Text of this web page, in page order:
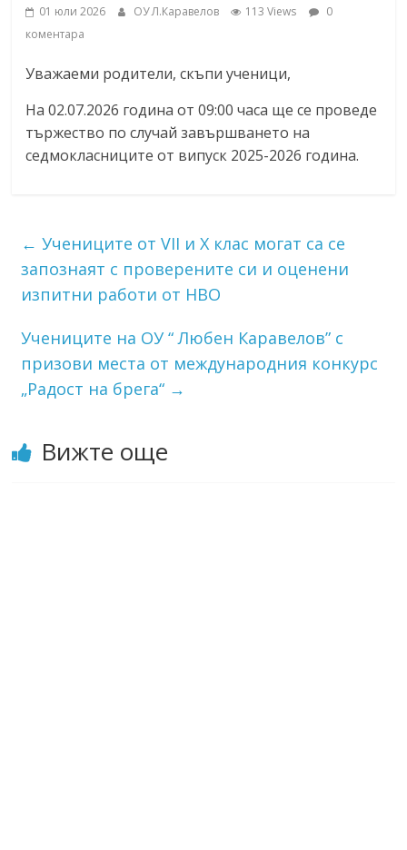
01 юли 2026 ОУ Л.Каравелов 113 Views
0
коментара
Уважаеми родители, скъпи ученици,
На 02.07.2026 година от 09:00 часа ще се проведе
тържество по случай завършването на
седмокласниците от випуск 2025-2026 година.
← Учениците от VII и Х клас могат са се
запознаят с проверените си и оценени
изпитни работи от НВО
Учениците на ОУ “ Любен Каравелов” с
призови места от международния конкурс
„Радост на брега“ →
Вижте още